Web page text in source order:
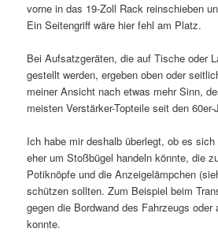
vorne in das 19-Zoll Rack reinschieben
Ein Seitengriff wäre hier fehl am Platz.
Bei Aufsatzgeräten, die auf Tische oder
gestellt werden, ergeben oben oder
meiner Ansicht nach etwas mehr Sinn,
meisten Verstärker-Topteile seit den
Ich habe mir deshalb überlegt, ob es
eher um Stoßbügel handeln könnte, die
Potiknöpfe und die Anzeigelämpchen
schützen sollten. Zum Beispiel beim
gegen die Bordwand des Fahrzeugs oder
konnte.